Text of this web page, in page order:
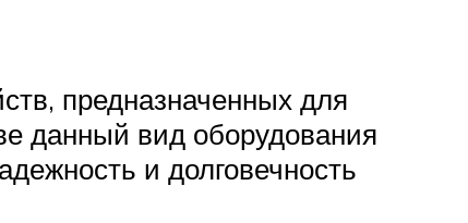
предназначенных для
данный вид оборудования
и долговечность